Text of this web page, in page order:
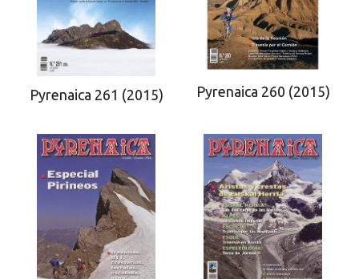
Pyrenaica 261 (2015) Pyrenaica 260 (2015)